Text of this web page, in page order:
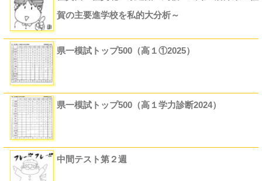
賀の主要進学校を私的大分析～
県一模試トップ500（高１①2025）
県一模試トップ500（高１学力診断2024）
中間テスト第２週